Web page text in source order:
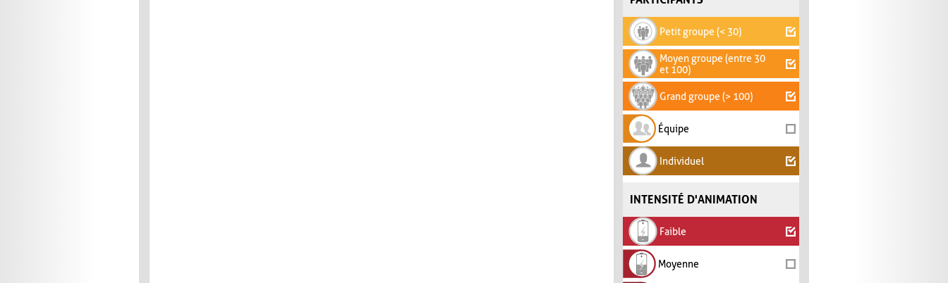
Petit groupe (< 30)
Moyen groupe (entre 30
et 100)
Grand groupe (> 100)
Équipe
Individuel
INTENSITÉ D'ANIMATION
Faible
Moyenne